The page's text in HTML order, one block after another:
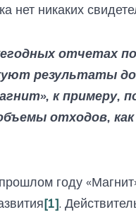
нет никаких
отчетах
результаты
к примеру,
отходов,
году
[1].